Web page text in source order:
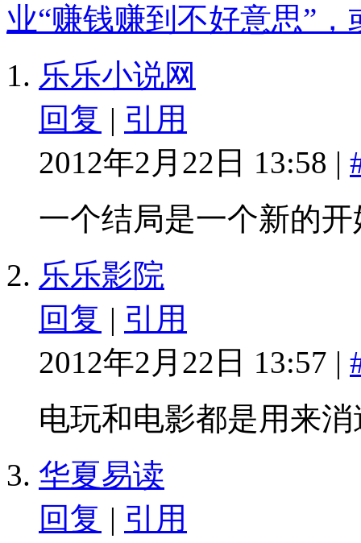
业“赚钱赚到不好意思”
乐乐小说网
回复 | 引用
2012年2月22日 13:58 |
一个结局是一个新的开
乐乐影院
回复 | 引用
2012年2月22日 13:57 |
电玩和电影都是用来
华夏易读
回复 | 引用